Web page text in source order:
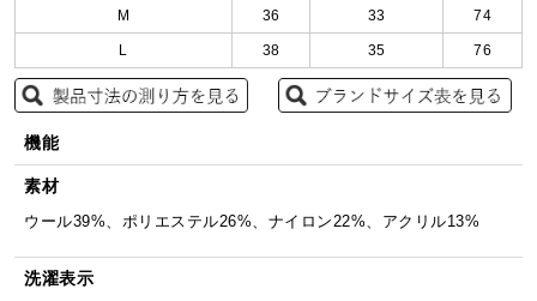
M 36 33 74
L 38 35 76
機能
素材
ウール39%、ポリエステル26%、ナイロン22%、アクリル13%
洗濯表示